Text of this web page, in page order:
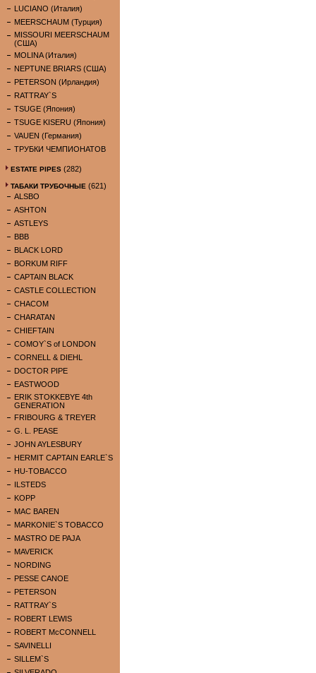
LUCIANO (Италия)
MEERSCHAUM (Турция)
MISSOURI MEERSCHAUM
(США)
MOLINA (Италия)
NEPTUNE BRIARS (США)
PETERSON (Ирландия)
RATTRAY`S
TSUGE (Япония)
TSUGE KISERU (Япония)
VAUEN (Германия)
ТРУБКИ ЧЕМПИОНАТОВ
ESTATE PIPES (282)
ТАБАКИ ТРУБОЧНЫЕ (621)
ALSBO
ASHTON
ASTLEYS
BBB
BLACK LORD
BORKUM RIFF
CAPTAIN BLACK
CASTLE COLLECTION
CHACOM
CHARATAN
CHIEFTAIN
COMOY`S of LONDON
CORNELL & DIEHL
DOCTOR PIPE
EASTWOOD
ERIK STOKKEBYE 4th
GENERATION
FRIBOURG & TREYER
G. L. PEASE
JOHN AYLESBURY
HERMIT CAPTAIN EARLE`S
HU-TOBACCO
ILSTEDS
KOPP
MAC BAREN
MARKONIE`S TOBACCO
MASTRO DE PAJA
MAVERICK
NORDING
PESSE CANOE
PETERSON
RATTRAY`S
ROBERT LEWIS
ROBERT McCONNELL
SAVINELLI
SILLEM`S